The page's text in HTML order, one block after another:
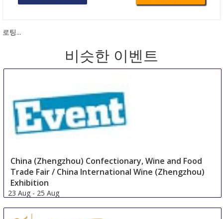
로팅...
비슷한 이벤트
China (Zhengzhou) Confectionary, Wine and Food
Trade Fair / China International Wine (Zhengzhou)
Exhibition
23 Aug - 25 Aug